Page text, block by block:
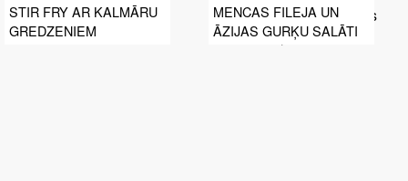
STIR FRY AR KALMĀRU
GREDZENIEM
MENCAS FILEJA UN
ĀZIJAS GURĶU SALĀTI